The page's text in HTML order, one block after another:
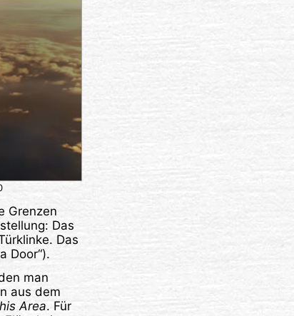
Grenzen
Das
Das
Door“).
man
aus dem
Area. Für